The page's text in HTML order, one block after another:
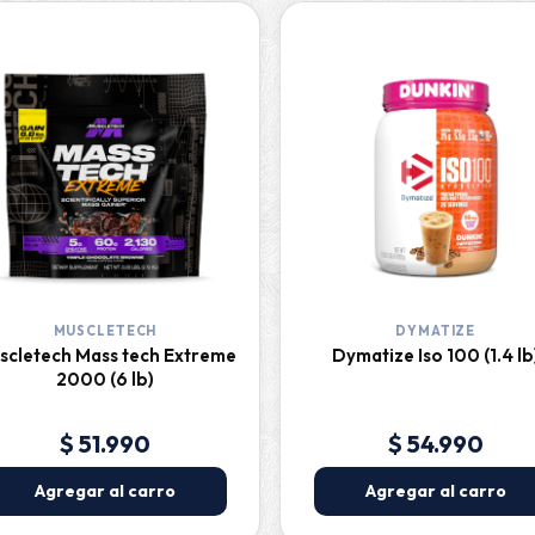
MUSCLETECH
Mass tech Extreme
2000 (6 lb)
$ 51.990
Agregar al carro
DYMATIZE
Dymatize Iso 100 (1.4
$ 54.990
Agregar al carro